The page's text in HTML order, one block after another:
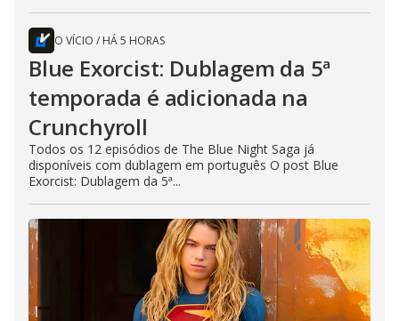
O VÍCIO / HÁ 5 HORAS
Blue Exorcist: Dublagem da 5ª
temporada é adicionada na
Crunchyroll
Todos os 12 episódios de The Blue Night Saga já
disponíveis com dublagem em português O post Blue
Exorcist: Dublagem da 5ª...